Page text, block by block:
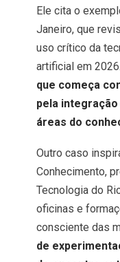
Ele cita o
Janeiro, que
uso crítico da
artificial em 2026.
que começa
pela
áreas do
Outro caso
Conhecimento,
Tecnologia do
oficinas e
consciente das
de